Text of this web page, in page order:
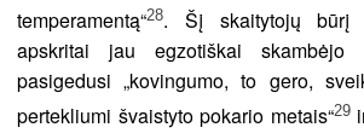
temperamentą“28. Šį skaitytojų būrį
apskritai jau egzotiškai skambėjo
pasigedusi „kovingumo, to gero,
pertekliumi švaistyto pokario metais“29